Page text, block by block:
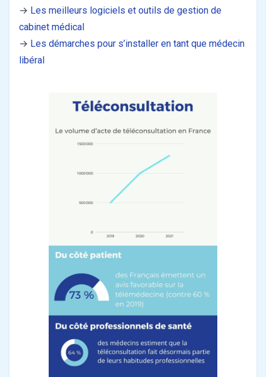
→ Les meilleurs logiciels et outils de gestion de
cabinet médical
→ Les démarches pour s’installer en tant que médecin
libéral